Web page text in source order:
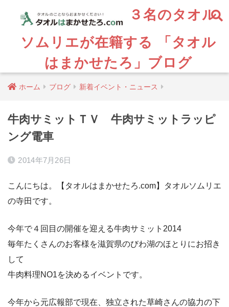
３名のタオル
ソムリエが在籍する 「タオル
はまかせたろ」ブログ
ホーム ブログ 新着イベント・ニュース
牛肉サミットＴＶ 牛肉サミットラッピ
ング電車
2014年7月26日
こんにちは。【タオルはまかせたろ.com】タオルソムリエ
の寺田です。
今年で４回目の開催を迎える牛肉サミット2014
毎年たくさんのお客様を滋賀県のびわ湖のほとりにお招き
して
牛肉料理NO1を決めるイベントです。
今年から元広報部で現在、独立された草崎さんの協力の下